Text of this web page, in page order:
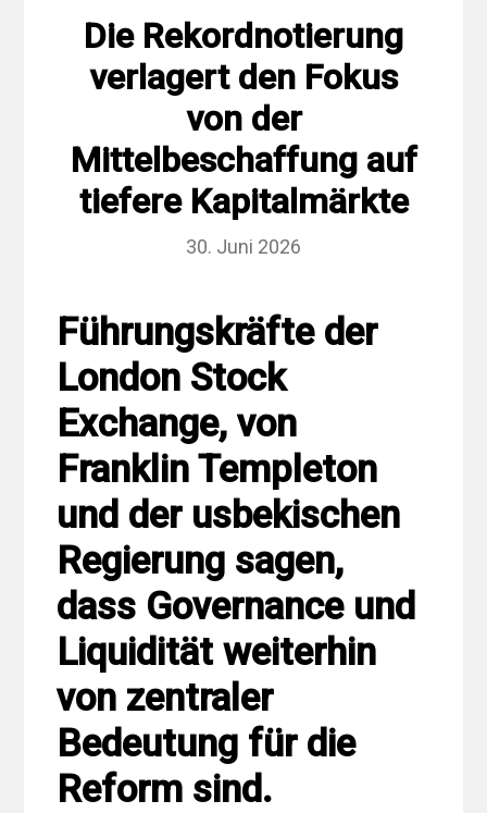
Die Rekordnotierung
verlagert den Fokus
von der
Mittelbeschaffung auf
tiefere Kapitalmärkte
30. Juni 2026
Führungskräfte der
London Stock
Exchange, von
Franklin Templeton
und der usbekischen
Regierung sagen,
dass Governance und
Liquidität weiterhin
von zentraler
Bedeutung für die
Reform sind.